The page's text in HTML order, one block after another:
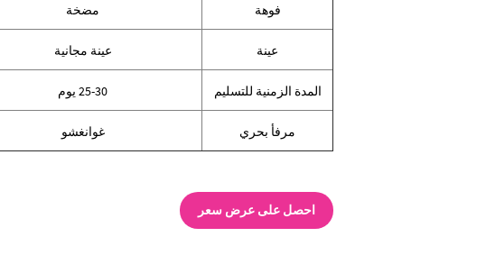
فوهة مضخة
عينة عينة مجانية
المدة الزمنية للتسليم 25-30 يوم
مرفأ بحري غوانغشو
احصل على عرض سعر